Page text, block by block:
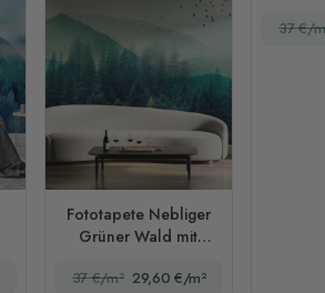
Fototapete Nebliger
Grüner Wald mit
37 €/m² 29,60 €/m²
37 €/